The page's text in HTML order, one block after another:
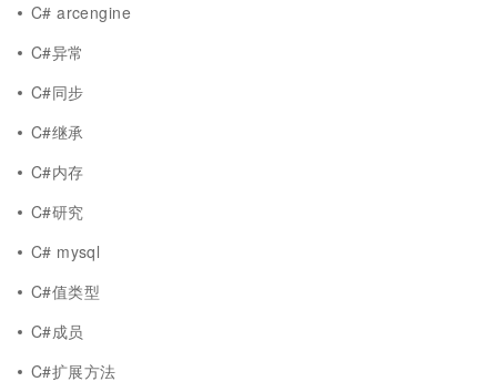
C# arcengine
C#异常
C#同步
C#继承
C#内存
C#研究
C# mysql
C#值类型
C#成员
C#扩展方法